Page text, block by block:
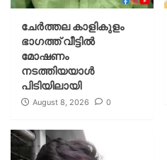
ചേർത്തല കാളികുളം
ഭാഗത്ത് വീട്ടിൽ
മോഷണം
നടത്തിയയാൾ
പിടിയിലായി
August 8, 2026 0